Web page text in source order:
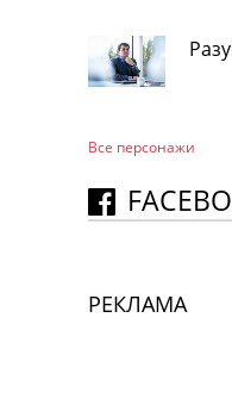
Все персонажи
РЕКЛАМА